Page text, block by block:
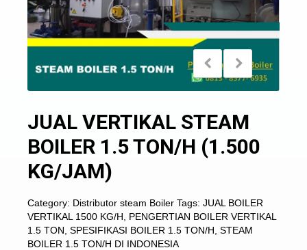
JUAL VERTIKAL STEAM
BOILER 1.5 TON/H (1.500
KG/JAM)
Category: Distributor steam Boiler Tags: JUAL BOILER
VERTIKAL 1500 KG/H
PENGERTIAN BOILER VERTIKAL
1.5 TON SPESIFIKASI BOILER 1.5 TON/H STEAM
BOILER 1.5 TON/H DI INDONESIA